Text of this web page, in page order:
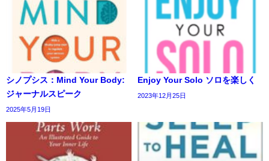
シノプシス：Mind Your Body:
ジャーナルスピーク
2025年5月19日
Enjoy Your Solo ソロを楽しく
2023年12月25日